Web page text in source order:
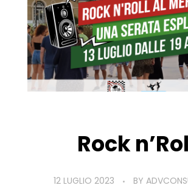
Rock
12 LUGLIO 2023 BY